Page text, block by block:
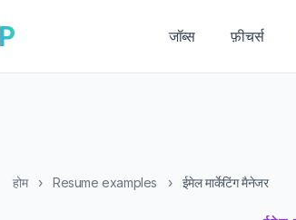
जॉब्स फ़ीचर्स
होम › Resume examples › ईमेल मार्केटिंग मैनेजर